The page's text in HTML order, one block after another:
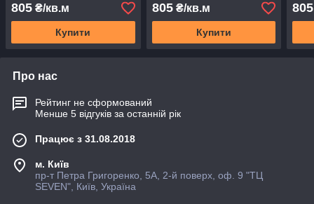
805 ₴/кв.м
Купити
805₴/кв.м
Купити
805
Про нас
Рейтинг не сформований
Менше 5 відгуків за останній рік
Працює з 31.08.2018
м. Київ
пр-т Петра Григоренко, 5А, 2-й поверх, оф. 9 "ТЦ
SEVEN", Київ, Україна